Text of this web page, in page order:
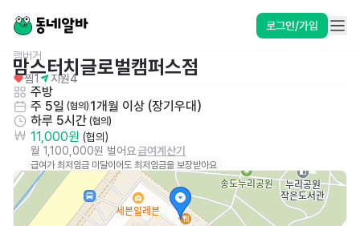
로그인/가입
햄버거
맘스터치글로벌캠퍼스점
찜1 지원4
주방
주 5일 (협의) 1개월 이상 (장기우대)
하루 5시간 (협의)
11,000원 (협의)
월 1,100,000원 벌어요급여계산기
급여가 최저임금 미달이어도 최저임금을 보장받아요